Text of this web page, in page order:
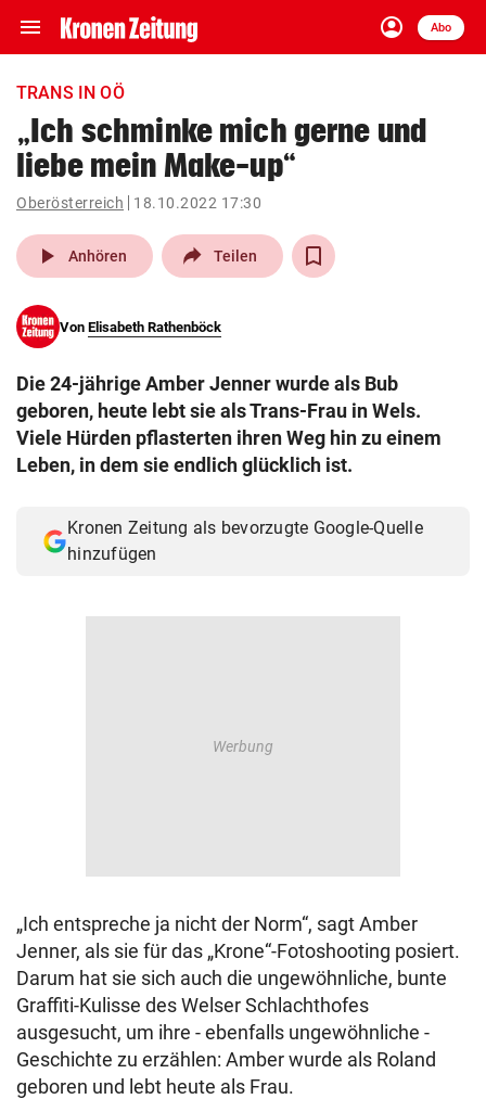
menu Navigation
ein-/ausklappen
account_circle
Anmelden
Abo
close Schließen
account_circle Anmelden
pin_drop
Wien arrow_right
search
eingeben
Muthgasse 2, 1190 Wien
TRANS IN OÖ
„Ich schminke mich gerne und
liebe mein Make-up“
Oberösterreich 18.10.2022 17:30
play_arrow Anhören Teilen
Von Elisabeth Rathenböck
Die 24-jährige Amber Jenner wurde als Bub
geboren, heute lebt sie als Trans-Frau in Wels.
Viele Hürden pflasterten ihren Weg hin zu einem
Leben, in dem sie endlich glücklich ist.
Kronen Zeitung als bevorzugte Google-Quelle
hinzufügen
„Ich entspreche ja nicht der Norm“, sagt Amber
Jenner, als sie für das „Krone“-Fotoshooting posiert.
Darum hat sie sich auch die ungewöhnliche, bunte
Graffiti-Kulisse des Welser Schlachthofes
ausgesucht, um ihre - ebenfalls ungewöhnliche -
Geschichte zu erzählen: Amber wurde als Roland
geboren und lebt heute als Frau.